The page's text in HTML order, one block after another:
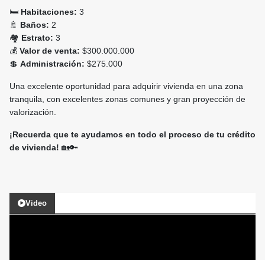
🛏️ Habitaciones: 3
🚿 Baños: 2
🏘️ Estrato: 3
💰 Valor de venta: $300.000.000
💲 Administración: $275.000
Una excelente oportunidad para adquirir vivienda en una zona
tranquila, con excelentes zonas comunes y gran proyección de
valorización.
¡Recuerda que te ayudamos en todo el proceso de tu crédito
de vivienda! 🏡🔑
Video